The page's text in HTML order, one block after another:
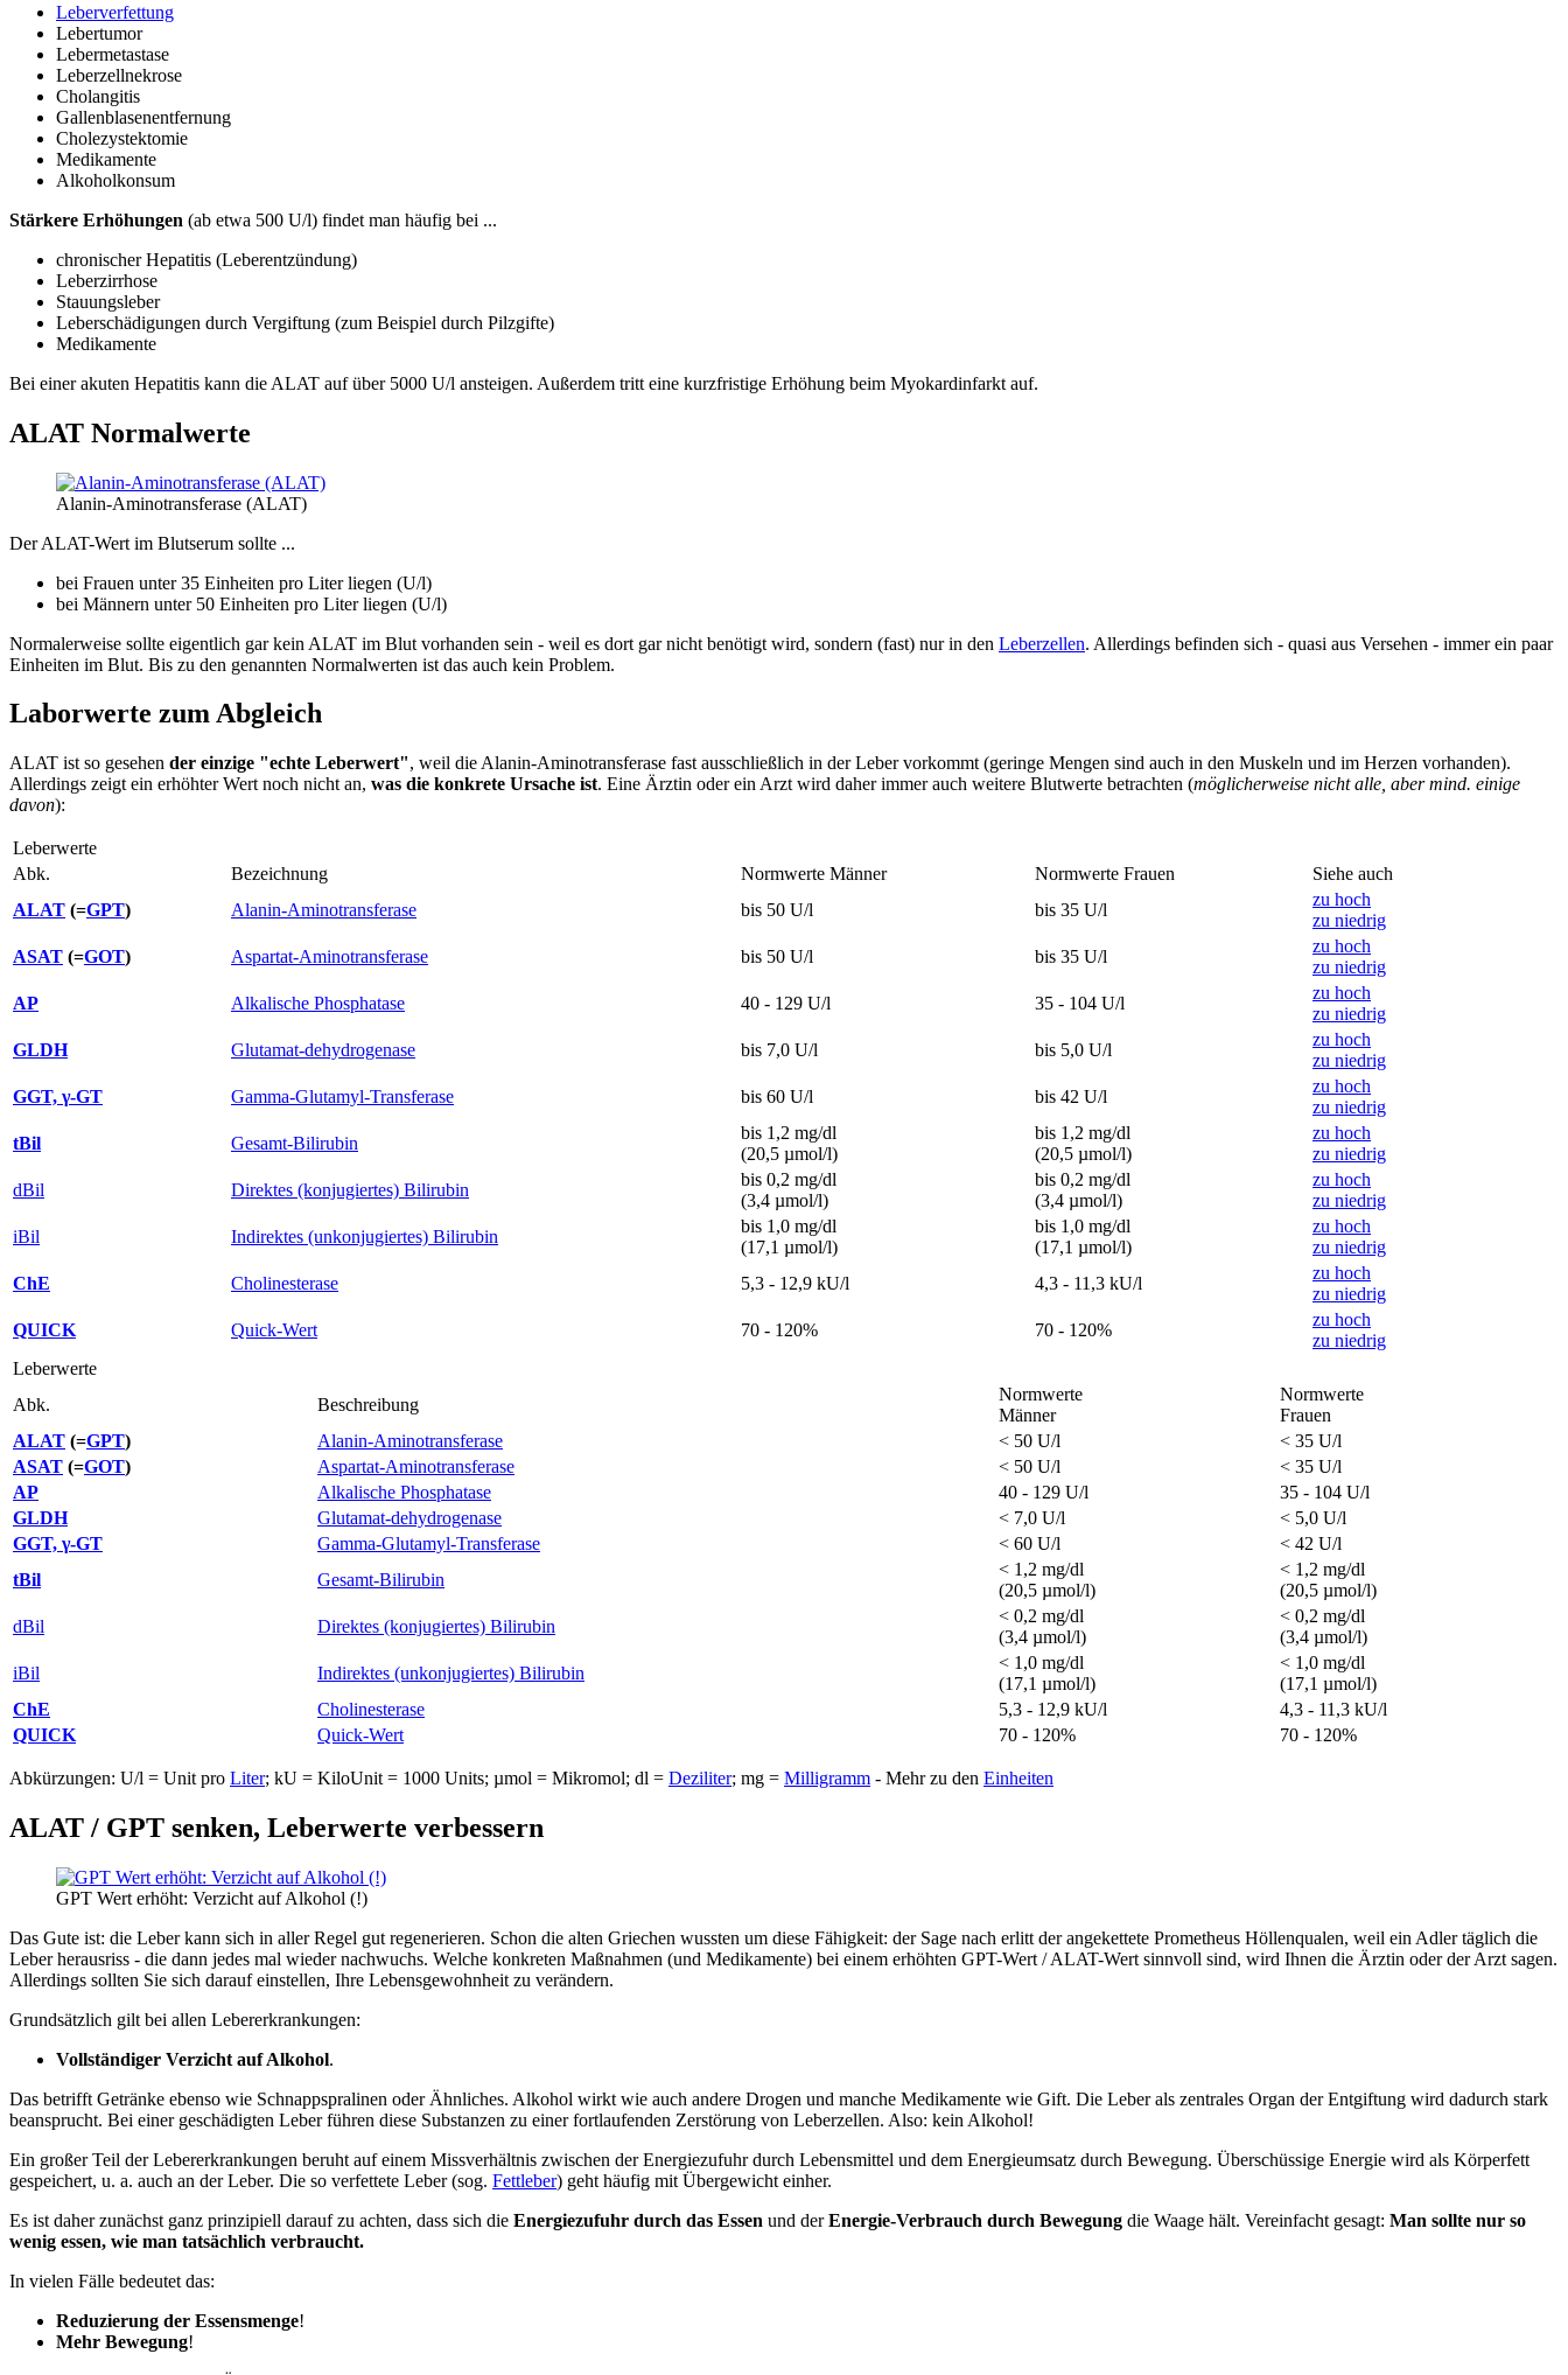
Leberverfettung
Lebertumor
Lebermetastase
Leberzellnekrose
Cholangitis
Gallenblasenentfernung
Cholezystektomie
Medikamente
Alkoholkonsum
Stärkere Erhöhungen (ab etwa 500 U/l) findet man häufig bei ...
chronischer Hepatitis (Leberentzündung)
Leberzirrhose
Stauungsleber
Leberschädigungen durch Vergiftung (zum Beispiel durch Pilzgifte)
Medikamente
Bei einer akuten Hepatitis kann die ALAT auf über 5000 U/l ansteigen. Außerdem tritt eine kurzfristige Erhöhung beim Myokardinfarkt auf.
ALAT Normalwerte
Alanin-Aminotransferase (ALAT)
Der ALAT-Wert im Blutserum sollte ...
bei Frauen unter 35 Einheiten pro Liter liegen (U/l)
bei Männern unter 50 Einheiten pro Liter liegen (U/l)
Normalerweise sollte eigentlich gar kein ALAT im Blut vorhanden sein - weil es dort gar nicht benötigt wird, sondern (fast) nur in den Leberzellen. Allerdings befinden sich - quasi aus Versehen - immer ein paar
Einheiten im Blut. Bis zu den genannten Normalwerten ist das auch kein Problem.
Laborwerte zum Abgleich
ALAT ist so gesehen der einzige "echte Leberwert", weil die Alanin-Aminotransferase fast ausschließlich in der Leber vorkommt (geringe Mengen sind auch in den Muskeln und im Herzen vorhanden).
Allerdings zeigt ein erhöhter Wert noch nicht an, was die konkrete Ursache ist. Eine Ärztin oder ein Arzt wird daher immer auch weitere Blutwerte betrachten (möglicherweise nicht alle, aber mind. einige
davon):
Leberwerte
Abk.
Bezeichnung Normwerte Männer Normwerte Frauen
Siehe auch
ALAT (=GPT) Alanin-Aminotransferase bis 50 U/l bis 35 U/l
zu hoch
zu niedrig
ASAT (=GOT) Aspartat-Aminotransferase bis 50 U/l bis 35 U/l
zu hoch
zu niedrig
AP
Alkalische Phosphatase 40 - 129 U/l 35 - 104 U/l
zu hoch
zu niedrig
GLDH
Glutamat-dehydrogenase bis 7,0 U/l bis 5,0 U/l
zu hoch
zu niedrig
GGT, γ-GT
Gamma-Glutamyl-Transferase bis 60 U/l bis 42 U/l
zu hoch
zu niedrig
tBil
Gesamt-Bilirubin
bis 1,2 mg/dl
(20,5 µmol/l)
bis 1,2 mg/dl
(20,5 µmol/l)
zu hoch
zu niedrig
dBil
Direktes (konjugiertes) Bilirubin
bis 0,2 mg/dl
(3,4 µmol/l)
bis 0,2 mg/dl
(3,4 µmol/l)
zu hoch
zu niedrig
iBil
Indirektes (unkonjugiertes) Bilirubin
bis 1,0 mg/dl
(17,1 µmol/l)
bis 1,0 mg/dl
(17,1 µmol/l)
zu hoch
zu niedrig
ChE
Cholinesterase 5,3 - 12,9 kU/l 4,3 - 11,3 kU/l
zu hoch
zu niedrig
QUICK
Quick-Wert 70 - 120% 70 - 120%
zu hoch
zu niedrig
Leberwerte
Abk.
Beschreibung
Normwerte
Männer
Normwerte
Frauen
ALAT (=GPT) Alanin-Aminotransferase < 50 U/l
< 35 U/l
ASAT (=GOT) Aspartat-Aminotransferase < 50 U/l
< 35 U/l
AP
Alkalische Phosphatase 40 - 129 U/l
35 - 104 U/l
GLDH
Glutamat-dehydrogenase < 7,0 U/l
< 5,0 U/l
GGT, γ-GT
Gamma-Glutamyl-Transferase < 60 U/l
< 42 U/l
tBil
Gesamt-Bilirubin
< 1,2 mg/dl
(20,5 µmol/l)
< 1,2 mg/dl
(20,5 µmol/l)
dBil
Direktes (konjugiertes) Bilirubin
< 0,2 mg/dl
(3,4 µmol/l)
< 0,2 mg/dl
(3,4 µmol/l)
iBil
Indirektes (unkonjugiertes) Bilirubin
< 1,0 mg/dl
(17,1 µmol/l)
< 1,0 mg/dl
(17,1 µmol/l)
ChE
Cholinesterase 5,3 - 12,9 kU/l
4,3 - 11,3 kU/l
QUICK
Quick-Wert 70 - 120% 70 - 120%
Abkürzungen: U/l = Unit pro Liter; kU = KiloUnit = 1000 Units; µmol = Mikromol; dl = Deziliter; mg = Milligramm - Mehr zu den Einheiten
ALAT / GPT senken, Leberwerte verbessern
GPT Wert erhöht: Verzicht auf Alkohol (!)
Das Gute ist: die Leber kann sich in aller Regel gut regenerieren. Schon die alten Griechen wussten um diese Fähigkeit: der Sage nach erlitt der angekettete Prometheus Höllenqualen, weil ein Adler täglich die
Leber herausriss - die dann jedes mal wieder nachwuchs. Welche konkreten Maßnahmen (und Medikamente) bei einem erhöhten GPT-Wert / ALAT-Wert sinnvoll sind, wird Ihnen die Ärztin oder der Arzt sagen.
Allerdings sollten Sie sich darauf einstellen, Ihre Lebensgewohnheit zu verändern.
Grundsätzlich gilt bei allen Lebererkrankungen:
Vollständiger Verzicht auf Alkohol.
Das betrifft Getränke ebenso wie Schnappspralinen oder Ähnliches. Alkohol wirkt wie auch andere Drogen und manche Medikamente wie Gift. Die Leber als zentrales Organ der Entgiftung wird dadurch stark
beansprucht. Bei einer geschädigten Leber führen diese Substanzen zu einer fortlaufenden Zerstörung von Leberzellen. Also: kein Alkohol!
Ein großer Teil der Lebererkrankungen beruht auf einem Missverhältnis zwischen der Energiezufuhr durch Lebensmittel und dem Energieumsatz durch Bewegung. Überschüssige Energie wird als Körperfett
gespeichert, u. a. auch an der Leber. Die so verfettete Leber (sog. Fettleber) geht häufig mit Übergewicht einher.
Es ist daher zunächst ganz prinzipiell darauf zu achten, dass sich die Energiezufuhr durch das Essen und derEnergie-Verbrauch durch Bewegung die Waage hält. Vereinfacht gesagt: Man sollte nur so
wenig essen, wie man tatsächlich verbraucht.
In vielen Fälle bedeutet das:
Reduzierung der Essensmenge!
Mehr Bewegung!